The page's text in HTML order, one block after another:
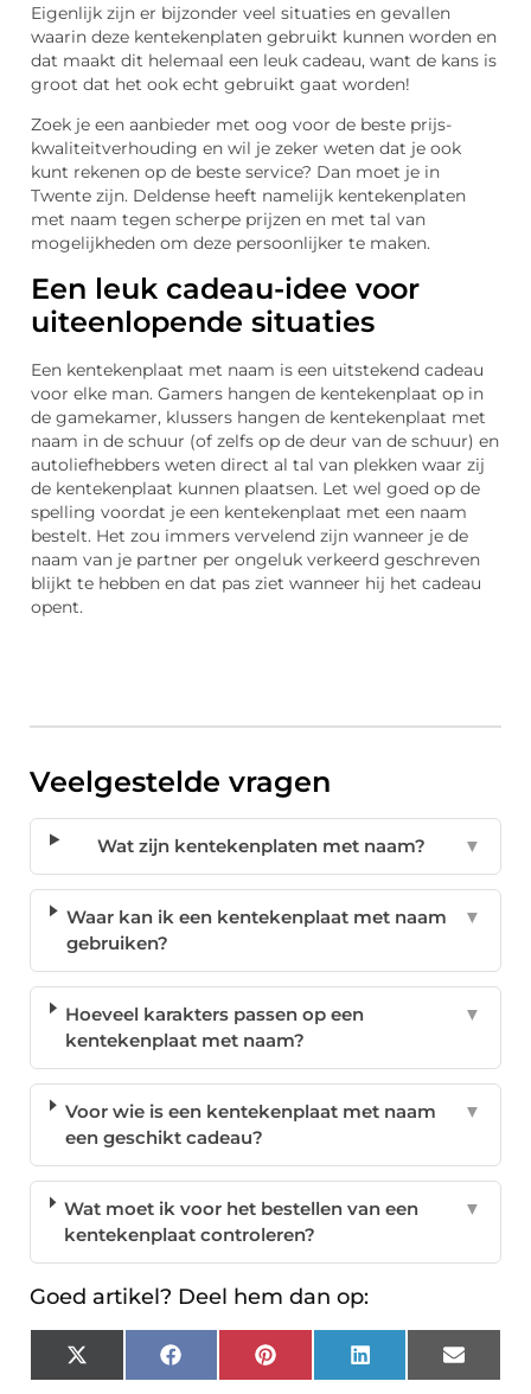
Eigenlijk zijn er bijzonder veel situaties en gevallen
waarin deze kentekenplaten gebruikt kunnen worden en
dat maakt dit helemaal een leuk cadeau, want de kans is
groot dat het ook echt gebruikt gaat worden!
Zoek je een aanbieder met oog voor de beste prijs-
kwaliteitverhouding en wil je zeker weten dat je ook
kunt rekenen op de beste service? Dan moet je in
Twente zijn. Deldense heeft namelijk kentekenplaten
met naam tegen scherpe prijzen en met tal van
mogelijkheden om deze persoonlijker te maken.
Een leuk cadeau-idee voor
uiteenlopende situaties
Een kentekenplaat met naam is een uitstekend cadeau
voor elke man. Gamers hangen de kentekenplaat op in
de gamekamer, klussers hangen de kentekenplaat met
naam in de schuur (of zelfs op de deur van de schuur) en
autoliefhebbers weten direct al tal van plekken waar zij
de kentekenplaat kunnen plaatsen. Let wel goed op de
spelling voordat je een kentekenplaat met een naam
bestelt. Het zou immers vervelend zijn wanneer je de
naam van je partner per ongeluk verkeerd geschreven
blijkt te hebben en dat pas ziet wanneer hij het cadeau
opent.
Veelgestelde vragen
Wat zijn kentekenplaten met naam? ▼
Waar kan ik een kentekenplaat met naam
gebruiken?
▼
Hoeveel karakters passen op een
kentekenplaat met naam?
▼
Voor wie is een kentekenplaat met naam
een geschikt cadeau?
▼
Wat moet ik voor het bestellen van een
kentekenplaat controleren?
▼
Goed artikel? Deel hem dan op:
X
(Twitter)
FacebookPinterest LinkedIn Email